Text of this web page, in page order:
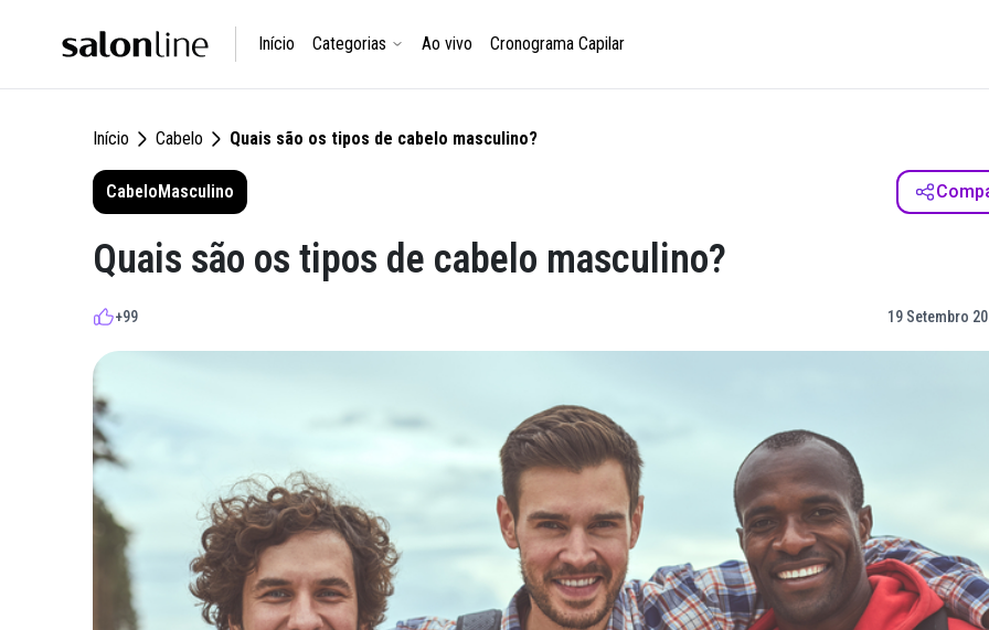
Início Categorias Ao vivo Cronograma Capilar
Início Cabelo Quais são os tipos de cabelo masculino?
CabeloMasculino
Quais são os tipos de cabelo masculino?
+99 19 Setembro